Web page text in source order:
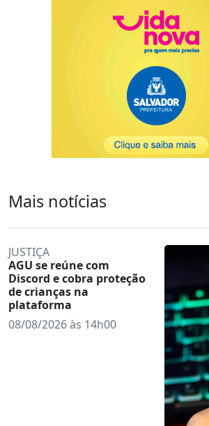
Mais notícias
JUSTIÇA
AGU se reúne com
Discord e cobra proteção
de crianças na
plataforma
08/08/2026 às 14h00